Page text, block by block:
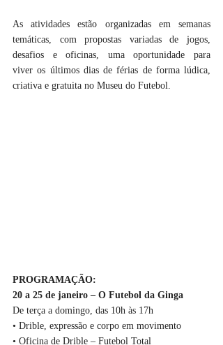
As atividades estão organizadas em semanas
temáticas, com propostas variadas de jogos,
desafios e oficinas, uma oportunidade para
viver os últimos dias de férias de forma lúdica,
criativa e gratuita no Museu do Futebol.
PROGRAMAÇÃO:
20 a 25 de janeiro – O Futebol da Ginga
De terça a domingo, das 10h às 17h
• Drible, expressão e corpo em movimento
• Oficina de Drible – Futebol Total